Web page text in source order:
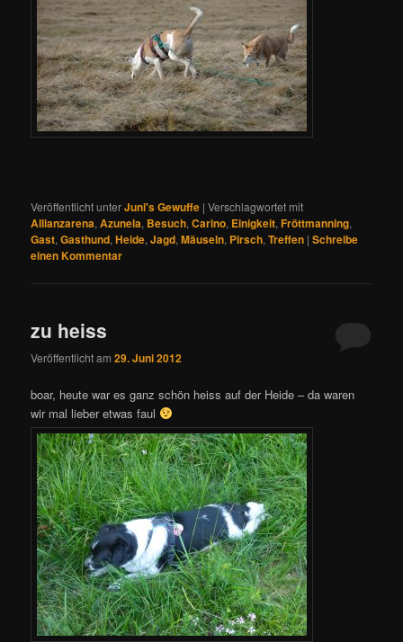
Veröffentlicht unterJuni's Gewuffe |Verschlagwortet mit
Allianzarena,Azunela, Besuch,Carino, Einigkeit,Fröttmanning,
Gast,Gasthund,Heide,Jagd,Mäuseln, Pirsch,Treffen |Schreibe
einen Kommentar
zu heiss
Veröffentlicht am29. Juni 2012
boar, heute war es ganz schön heiss auf der Heide – da waren
wir mal lieber etwas faul